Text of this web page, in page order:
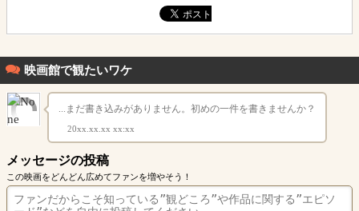
映画館で観たいワケ
...まだ書き込みがありません。初めの一件を書きませんか？
20xx.xx.xx xx:xx
メッセージの投稿
この映画をどんどん広めてファンを増やそう！